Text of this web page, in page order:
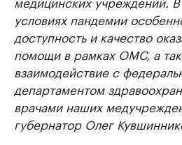
условиях пандемии
доступность и качество
помощи в рамках ОМС, а
взаимодействие с
департаментом
врачами наших
губернатор Олег